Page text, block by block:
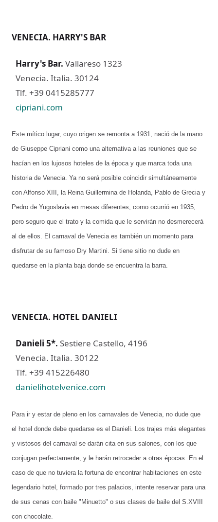
VENECIA. HARRY'S BAR
Harry's Bar. Vallareso 1323
Venecia. Italia. 30124
Tlf. +39 0415285777
cipriani.com
Este mítico lugar, cuyo origen se remonta a 1931, nació de la mano
de Giuseppe Cipriani como una alternativa a las reuniones que se
hacían en los lujosos hoteles de la época y que marca toda una
historia de Venecia. Ya no será posible coincidir simultáneamente
con Alfonso XIII, la Reina Guillermina de Holanda, Pablo de Grecia y
Pedro de Yugoslavia en mesas diferentes, como ocurrió en 1935,
pero seguro que el trato y la comida que le servirán no desmerecerá
al de ellos. El carnaval de Venecia es también un momento para
disfrutar de su famoso Dry Martini. Si tiene sitio no dude en
quedarse en la planta baja donde se encuentra la barra.
VENECIA. HOTEL DANIELI
Danieli 5*. Sestiere Castello, 4196
Venecia. Italia. 30122
Tlf. +39 415226480
danielihotelvenice.com
Para ir y estar de pleno en los carnavales de Venecia, no dude que
el hotel donde debe quedarse es el Danieli. Los trajes más elegantes
y vistosos del carnaval se darán cita en sus salones, con los que
conjugan perfectamente, y le harán retroceder a otras épocas. En el
caso de que no tuviera la fortuna de encontrar habitaciones en este
legendario hotel, formado por tres palacios, intente reservar para una
de sus cenas con baile "Minuetto" o sus clases de baile del S.XVIII
con chocolate.